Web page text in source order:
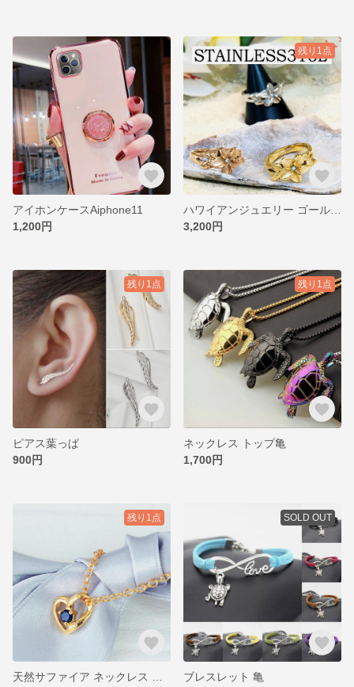
アイホンケースAiphone11
1,200円
残り1点
3,200円
残り1点
ピアス葉っぱ
900円
残り1点
ネックレス トップ亀
1,700円
残り1点 SOLD OUT
ブレスレット 亀